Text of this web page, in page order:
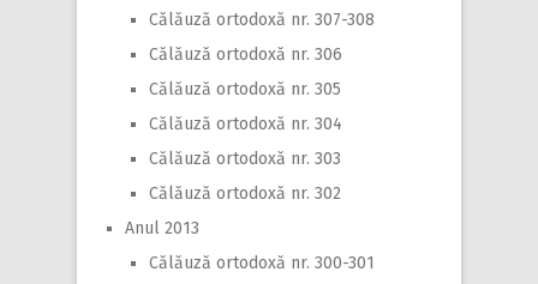
Călăuză ortodoxă nr. 307-308
Călăuză ortodoxă nr. 306
Călăuză ortodoxă nr. 305
Călăuză ortodoxă nr. 304
Călăuză ortodoxă nr. 303
Călăuză ortodoxă nr. 302
Anul 2013
Călăuză ortodoxă nr. 300-301